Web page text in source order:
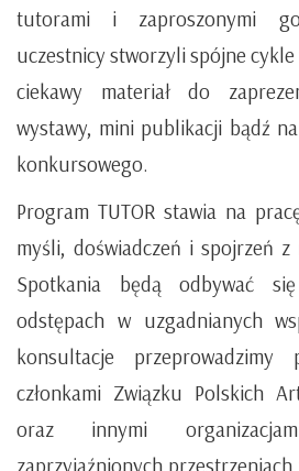
tutorami i zaproszonymi
uczestnicy stworzyli spójne
ciekawy materiał do
wystawy, mini publikacji bądź
konkursowego.
Program TUTOR stawia na
myśli, doświadczeń i spojrzeń z
Spotkania będą odbywać
odstępach w uzgadnianych
konsultacje
członkami Związku Polskich
oraz innymi
zaprzyjaźnionych